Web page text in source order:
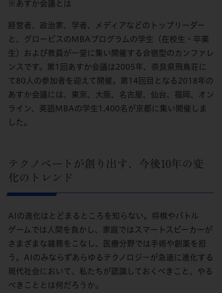
※あすか会議とは
経営者、政治家、学者、メディアなどのトップリーダー
と、グロービスのMBAプログラムの学生（在校生・卒業
生）および教員が一堂に集い開催する合宿型のカンファレ
ンスです。第1回あすか会議は2005年、奈良県飛鳥荘に
て80人の参加者を迎えて開催。第14回目となる2018年の
あすか会議には、東京、大阪、名古屋、仙台、福岡、オン
ライン、英語MBAの学生1,400名が京都に集い開催しま
した。
テクノベートが創り出す、今後10年の変
化のトレンド
AIの進化はとどまるところを知らない。将棋やバトル
ゲームでは人間を負かし、家庭ではスマートスピーカーが
さまざまな雑務をこなし、医療分野では手術や創薬を担
う。AIのみならずあらゆるテクノロジーが急速に進化する
現代社会において、私たちが認識しておくべきこと、やる
べきこととは何だろうか。